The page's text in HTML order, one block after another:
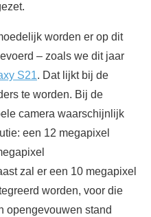
worden er op dit
– zoals we dit jaar
S21. Dat lijkt bij de
te worden. Bij de
camera waarschijnlijk
een 12 megapixel
zal er een 10 megapixel
worden, voor die
opengevouwen stand